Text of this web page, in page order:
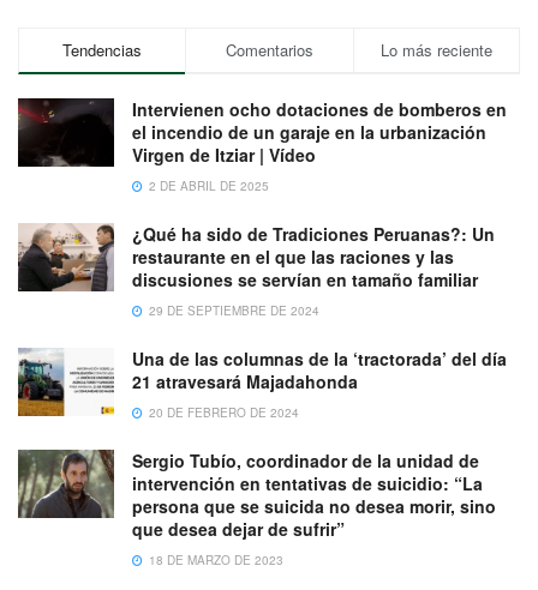
Tendencias Comentarios Lo más reciente
Intervienen ocho dotaciones de bomberos en
el incendio de un garaje en la urbanización
Virgen de Itziar | Vídeo
2 DE ABRIL DE 2025
¿Qué ha sido de Tradiciones Peruanas?: Un
restaurante en el que las raciones y las
discusiones se servían en tamaño familiar
29 DE SEPTIEMBRE DE 2024
Una de las columnas de la ‘tractorada’ del día
21 atravesará Majadahonda
20 DE FEBRERO DE 2024
Sergio Tubío, coordinador de la unidad de
intervención en tentativas de suicidio: “La
persona que se suicida no desea morir, sino
que desea dejar de sufrir”
18 DE MARZO DE 2023